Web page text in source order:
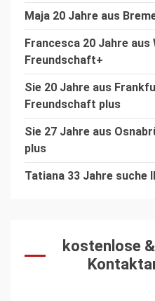
Maja 20 Jahre aus
Francesca 20 Jahre
Freundschaft+
Sie 20 Jahre aus
Freundschaft plus
Sie 27 Jahre aus
plus
Tatiana 33 Jahre suche
kostenlose